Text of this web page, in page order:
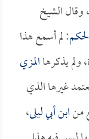
وقال الشيخ
: لم أسمع هذا
يذكرهاالمزي
غيرها الذي
منابن أبي ليلى،